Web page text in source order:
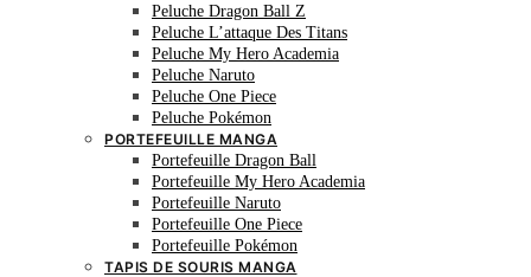
Peluche Dragon Ball Z
Peluche L’attaque Des Titans
Peluche My Hero Academia
Peluche Naruto
Peluche One Piece
Peluche Pokémon
PORTEFEUILLE MANGA
Portefeuille Dragon Ball
Portefeuille My Hero Academia
Portefeuille Naruto
Portefeuille One Piece
Portefeuille Pokémon
TAPIS DE SOURIS MANGA